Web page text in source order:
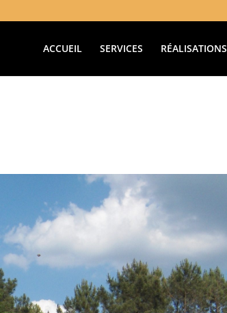
ACCUEIL SERVICES RÉALISATIONS